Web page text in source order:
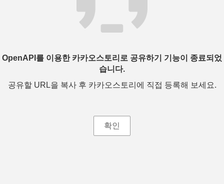
OpenAPI를 이용한 카카오스토리로 공유하기 기능이 종료되었
습니다.
공유할 URL을 복사 후 카카오스토리에 직접 등록해 보세요.
확인